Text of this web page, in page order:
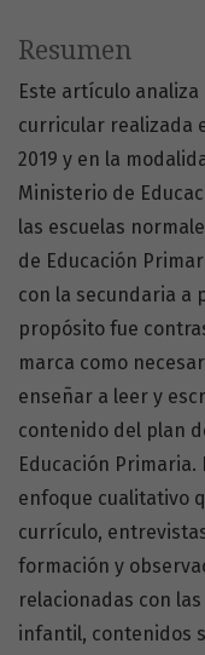
Resumen
Este artículo
curricular realizada
2019 y en la
Ministerio de
las escuelas
de Educación
con la secundaria a
propósito fue
marca como
enseñar a leer y
contenido del plan
Educación
enfoque cualitativo
currículo,
formación y
relacionadas con
infantil, contenidos